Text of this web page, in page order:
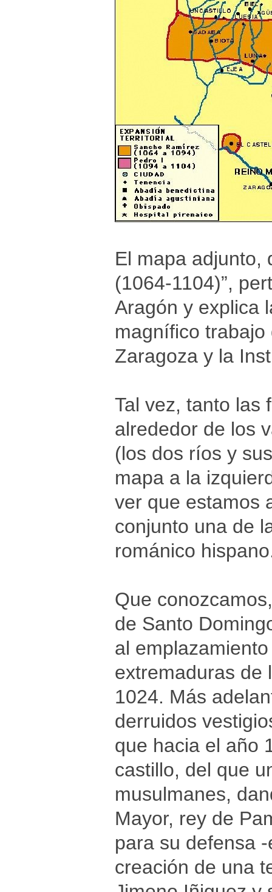
El mapa adjunto,
(1064-1104)”,
Aragón y explica
magnífico
Zaragoza y la
Tal vez, tanto las
alrededor de los
(los dos ríos y
mapa a la
ver que estamos
conjunto una de
románico
Que
de Santo
al
extremaduras de
1024. Más
derruidos
que hacia el año
castillo, del que
musulmanes,
Mayor, rey de
para su defensa
creación de una